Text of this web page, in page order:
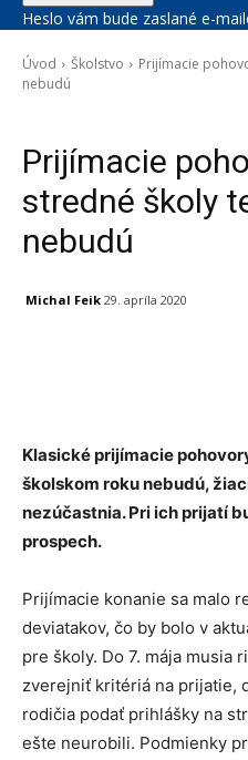
Heslo vám bude zaslané e-
Úvod Školstvo
Prijímacie
nebudú
Prijímacie
stredné školy
nebudú
Michal Feik 29. apríla 2020
Klasické prijímacie
školskom roku nebudú,
nezúčastnia. Pri ich prijatí
prospech.
Prijímacie konanie sa malo
deviatakov, čo by bolo v
pre školy. Do 7. mája musia
zverejniť kritériá na prijatie,
rodičia podať prihlášky na
ešte neurobili. Podmienky